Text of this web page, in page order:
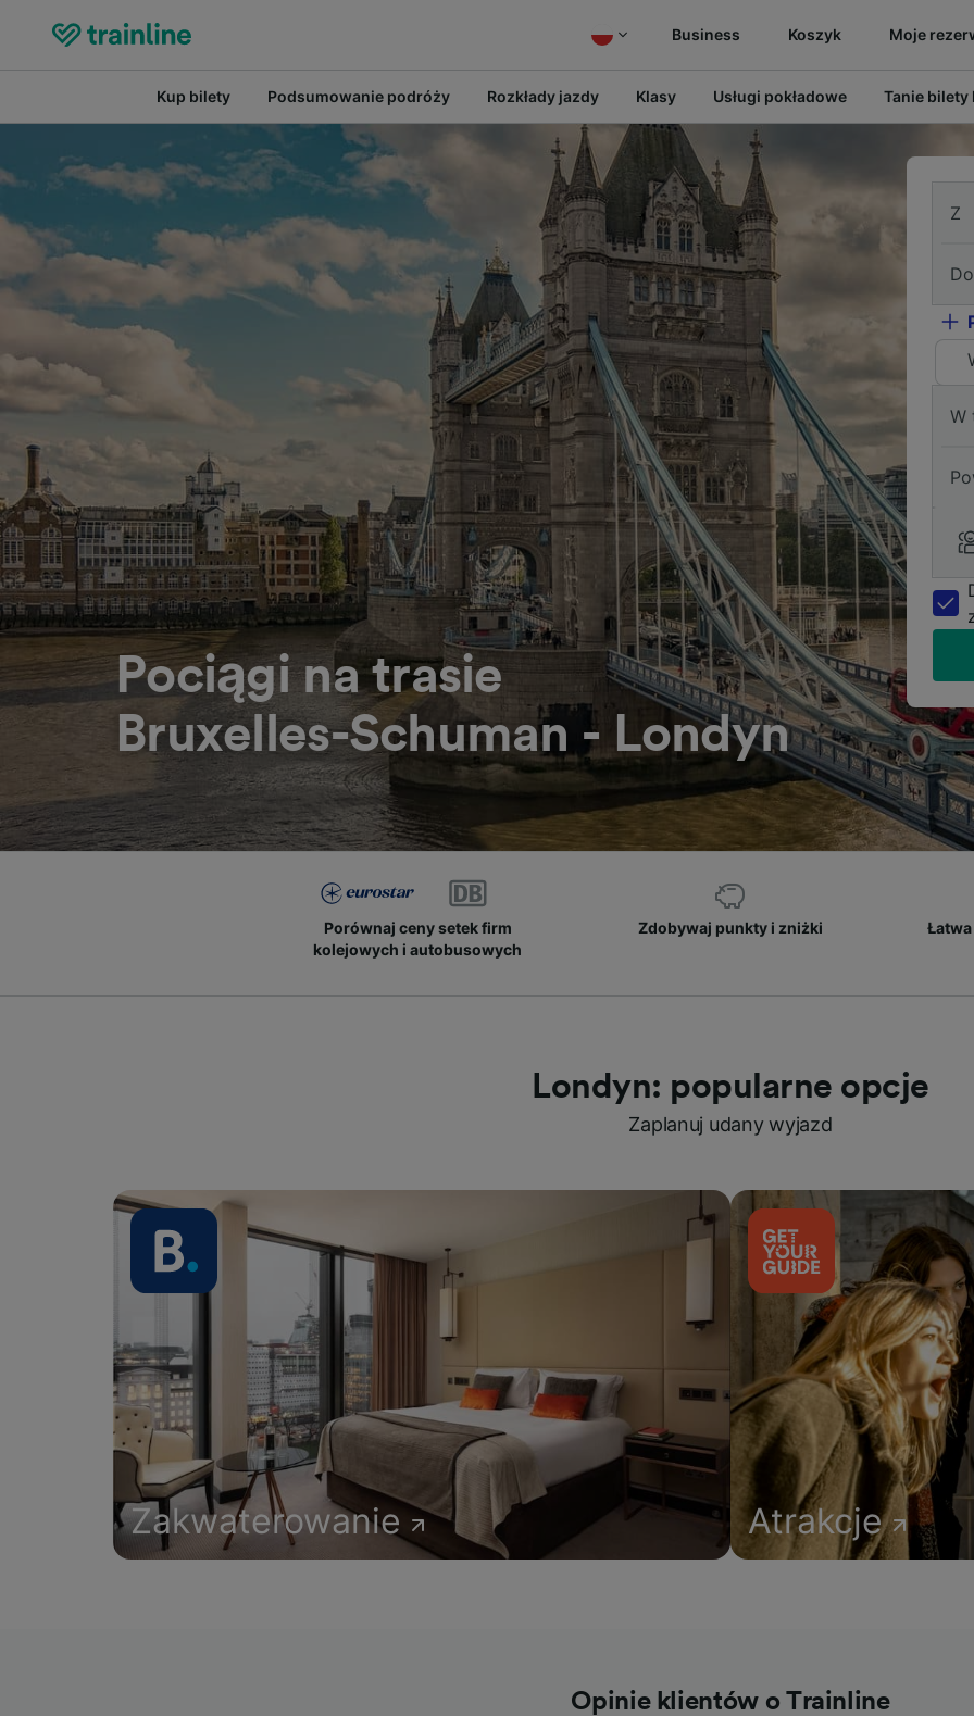
Business Koszyk Moje
Kup bilety Podsumowanie podróży Rozkłady jazdy Klasy Usługi pokładowe Tanie bilety
Pociągi na trasie
Bruxelles-Schuman - Londyn
Z
Do
W
Porównaj ceny setek firm
kolejowych i autobusowych
Zdobywaj punkty i zniżki
Londyn: popularne opcje
Zaplanuj udany wyjazd
Zakwaterowanie Atrakcje
Opinie klientów o Trainline